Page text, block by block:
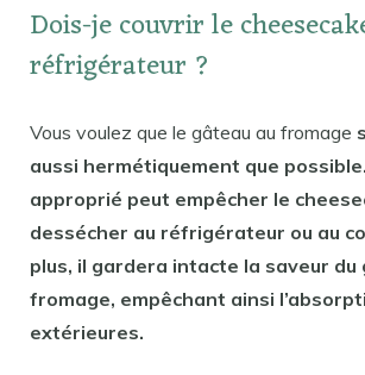
Dois-je couvrir le
réfrigérateur ?
Vous voulez que le gâteau au fromage
aussi hermétiquement que
approprié peut empêcher le
dessécher au réfrigérateur ou au
plus, il gardera intacte la saveur du
fromage, empêchant ainsi
extérieures.